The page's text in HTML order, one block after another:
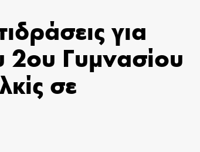
για
2ου Γυμνασίου
σε